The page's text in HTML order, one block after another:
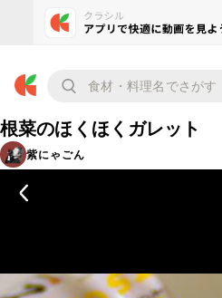
根菜のほくほくガレット
紫にゃごん